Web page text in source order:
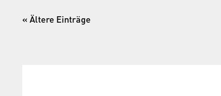
« Ältere Einträge